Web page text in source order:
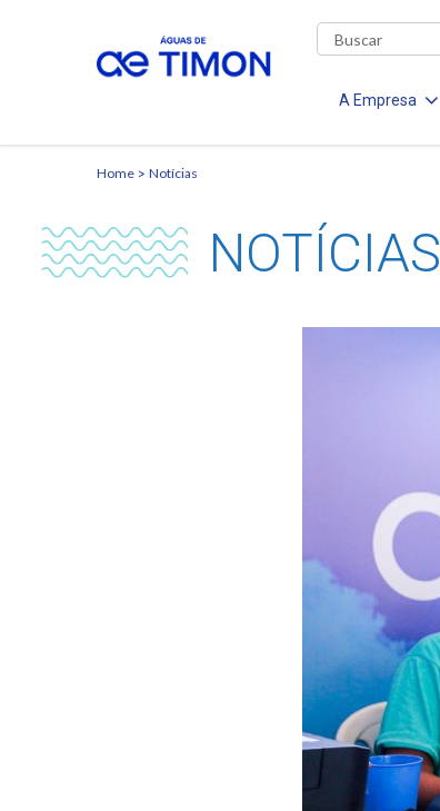
A Empresa
Home Notícias
NOTÍCIAS